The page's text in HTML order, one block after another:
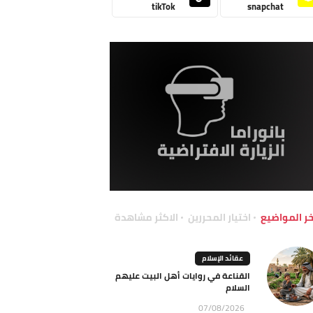
snapchat
tikTok
المواضيع اختيار المحررين الاكثر مشاهدة
عقائد الإسلام
القناعة في روايات أهل البيت عليهم
السلام
07/08/2026